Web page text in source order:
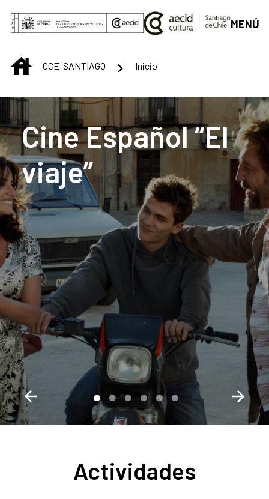
Saltar al contenido principal
MENÚ
INICIOCCE-SANTIAGO Inicio
Centro Cultural de
Cine Español “El
viaje”
Actividades